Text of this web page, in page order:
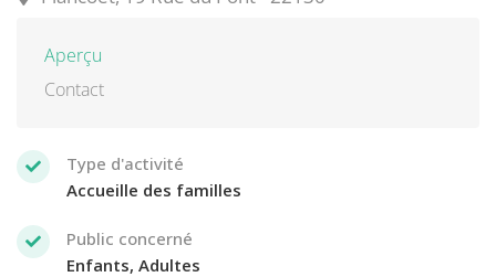
Aperçu
Contact
Type d'activité
Accueille des familles
Public concerné
Enfants, Adultes